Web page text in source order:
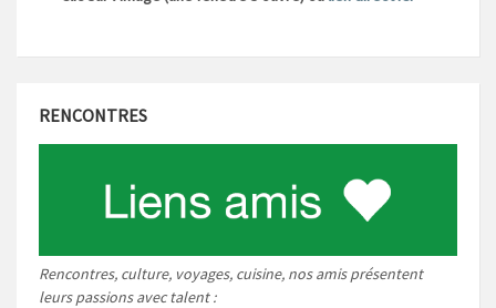
RENCONTRES
Rencontres, culture, voyages, cuisine, nos amis présentent
leurs passions avec talent :